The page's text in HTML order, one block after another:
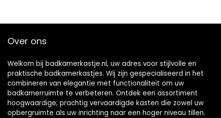
Over ons
Welkom bij badkamerkastje.nl, uw adres voor stijlvolle en
praktische badkamerkastjes. Wij zijn gespecialiseerd in het
combineren van elegantie met functionaliteit om uw
badkamerruimte te verbeteren. Ontdek een assortiment
hoogwaardige, prachtig vervaardigde kasten die zowel uw
opbergruimte als uw inrichting naar een hoger niveau tillen.